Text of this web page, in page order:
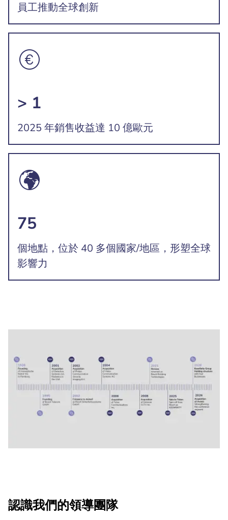
員工推動全球創新
> 1
2025 年銷售收益達 10 億歐元
75
個地點，位於 40 多個國家/地區，形塑全球
影響力
認識我們的領導團隊